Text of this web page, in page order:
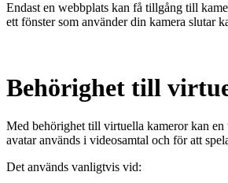
Endast en webbplats kan få tillgång till
ett fönster som använder din kamera slutar
Behörighet till
Med behörighet till virtuella kameror kan
avatar används i videosamtal och för att
Det används vanligtvis vid: